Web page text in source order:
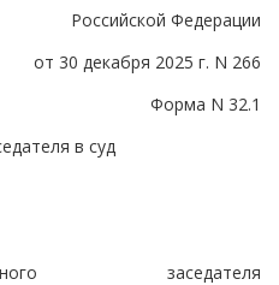
Российской Федерации
от 30 декабря 2025 г. N 266
Форма N 32.1
в суд
заседателя